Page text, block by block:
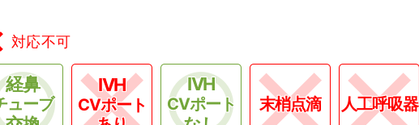
対応不可
経鼻
ューブ
IVH
CVポート
IVH
CVポート 末梢点滴 人工呼吸器